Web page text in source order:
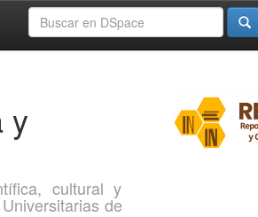
y
cultural y
de